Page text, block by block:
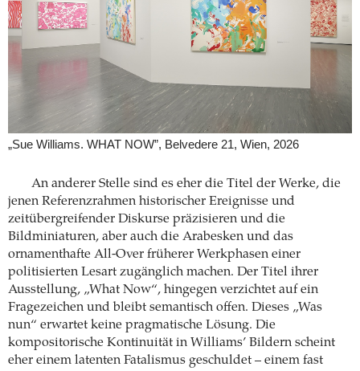
„Sue Williams. WHAT NOW”, Belvedere 21, Wien, 2026
An anderer Stelle sind es eher die Titel der Werke, die
jenen Referenzrahmen historischer Ereignisse und
zeitübergreifender Diskurse präzisieren und die
Bildminiaturen, aber auch die Arabesken und das
ornamenthafte All-Over früherer Werkphasen einer
politisierten Lesart zugänglich machen. Der Titel ihrer
Ausstellung, „What Now“, hingegen verzichtet auf ein
Fragezeichen und bleibt semantisch offen. Dieses „Was
nun“ erwartet keine pragmatische Lösung. Die
kompositorische Kontinuität in Williams’ Bildern scheint
eher einem latenten Fatalismus geschuldet – einem fast